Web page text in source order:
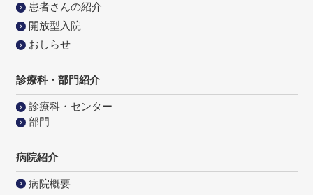
患者さんの紹介
開放型入院
おしらせ
診療科・部門紹介
診療科・センター
部門
病院紹介
病院概要